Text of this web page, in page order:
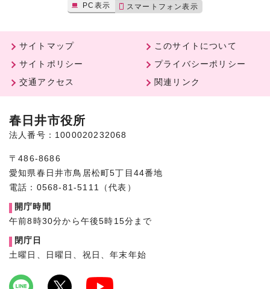
PC表示 スマートフォン表示
サイトマップ
このサイトについて
サイトポリシー
プライバシーポリシー
交通アクセス
関連リンク
春日井市役所
法人番号：1000020232068
〒486-8686
愛知県春日井市鳥居松町5丁目44番地
電話：0568-81-5111（代表）
開庁時間
午前8時30分から午後5時15分まで
閉庁日
土曜日、日曜日、祝日、年末年始